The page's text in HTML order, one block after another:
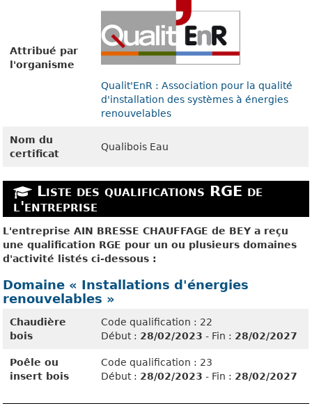
Attribué par
l'organisme
Qualit'EnR : Association pour la qualité
d'installation des systèmes à énergies
renouvelables
Nom du
certificat
Qualibois Eau
Liste des qualifications RGE de
l'entreprise
L'entreprise AIN BRESSE CHAUFFAGE de BEY a reçu
une qualification RGE pour un ou plusieurs domaines
d'activité listés ci-dessous :
Domaine « Installations d'énergies
renouvelables »
Chaudière
bois
Code qualification : 22
Début : 28/02/2023 - Fin : 28/02/2027
Poêle ou
insert bois
Code qualification : 23
Début : 28/02/2023 - Fin : 28/02/2027